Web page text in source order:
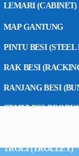
LEMARI (CABINET)
MAP GANTUNG
PINTU BESI (STEEL
RAK BESI
RANJANG BESI
STAINLESS
TROLI (TROLLEY)